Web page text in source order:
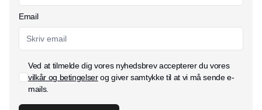
Email
Ved at tilmelde dig vores nyhedsbrev accepterer du vores
vilkår og betingelserog giver samtykke til at vi må sende e-
mails.